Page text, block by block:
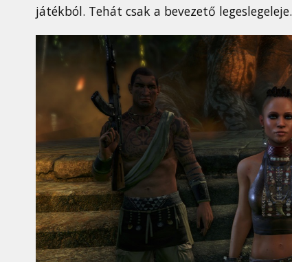
játékból. Tehát csak a bevezető legeslegeleje.